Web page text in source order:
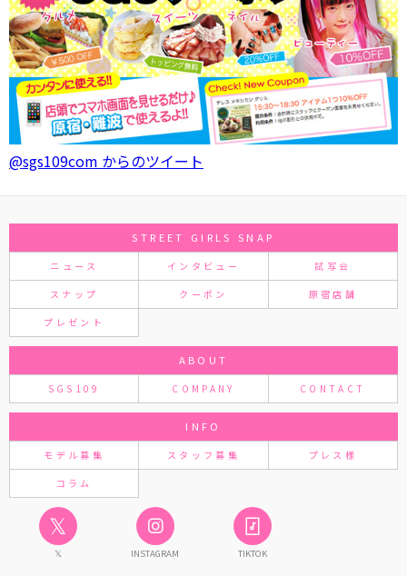
@sgs109com からのツイート
STREET GIRLS SNAP
ニュース インタビュー 試写会
スナップ クーポン 原宿店舗
プレゼント
ABOUT
SGS109 COMPANY CONTACT
INFO
モデル募集 スタッフ募集 プレス様
コラム
𝕏
𝕏 INSTAGRAM TIKTOK